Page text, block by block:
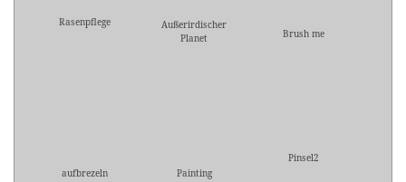
Rasenpflege
Außerirdischer
Planet
Brush me
aufbrezeln Painting
Pinsel2